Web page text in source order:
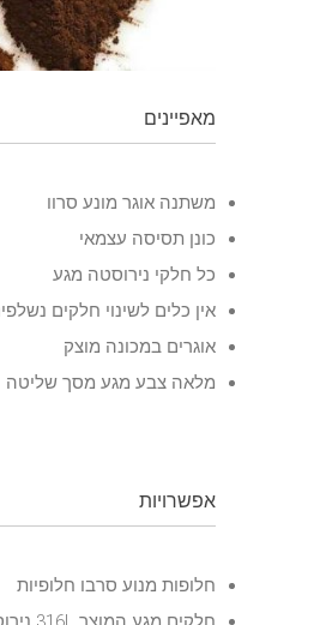
מאפיינים
משתנה אוגר מונע סרוו
כונן תסיסה עצמאי
כל חלקי נירוסטה מגע
אין כלים לשינוי חלקים
אוגרים במכונה מוצק
מלאה צבע מגע מסך שליטה
אפשרויות
חלופות מנוע סרבו חלופיות